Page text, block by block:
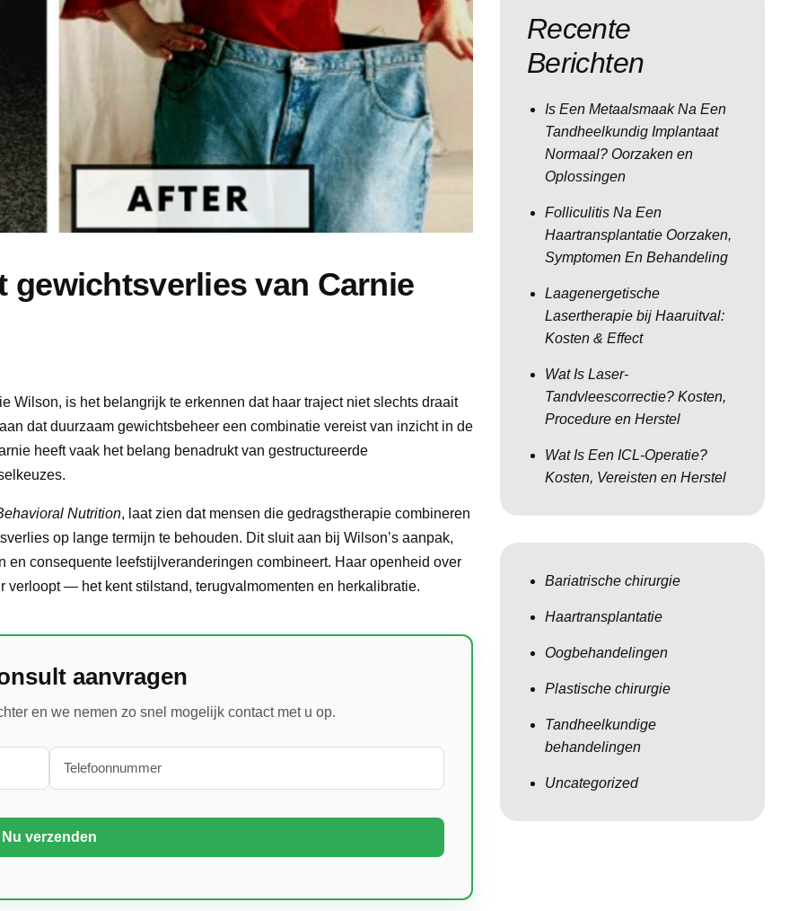
gewichtsverlies van Carnie
Wilson, is het belangrijk te erkennen dat haar traject niet slechts draait
dat duurzaam gewichtsbeheer een combinatie vereist van inzicht in de
heeft vaak het belang benadrukt van gestructureerde
Nutrition, laat zien dat mensen die gedragstherapie combineren
op lange termijn te behouden. Dit sluit aan bij Wilson’s aanpak,
consequente leefstijlveranderingen combineert. Haar openheid over
— het kent stilstand, terugvalmomenten en herkalibratie.
aanvragen
en we nemen zo snel mogelijk contact met u op.
Recente
Berichten
Is Een Metaalsmaak Na Een
Tandheelkundig Implantaat
Normaal? Oorzaken en
Oplossingen
Folliculitis Na Een
Haartransplantatie Oorzaken,
Symptomen En Behandeling
Laagenergetische
Lasertherapie bij Haaruitval:
Kosten & Effect
Wat Is Laser-
Tandvleescorrectie? Kosten,
Procedure en Herstel
Wat Is Een ICL-Operatie?
Kosten, Vereisten en Herstel
Bariatrische chirurgie
Haartransplantatie
Oogbehandelingen
Plastische chirurgie
Tandheelkundige
behandelingen
Uncategorized